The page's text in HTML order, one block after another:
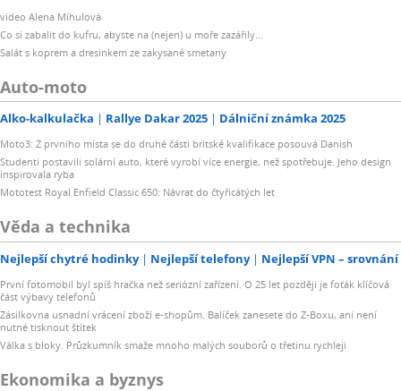
video Alena Mihulová
Co si zabalit do kufru, abyste na (nejen) u moře zazářily...
Salát s koprem a dresinkem ze zakysané smetany
Auto-moto
Alko-kalkulačka Rallye Dakar 2025 Dálniční známka 2025
Moto3: Z prvního místa se do druhé části britské kvalifikace posouvá Danish
Studenti postavili solární auto, které vyrobí více energie, než spotřebuje. Jeho design
inspirovala ryba
Mototest Royal Enfield Classic 650: Návrat do čtyřicátých let
Věda a technika
Nejlepší chytré hodinky Nejlepší telefony Nejlepší VPN – srovnání
První fotomobil byl spíš hračka než seriózní zařízení. O 25 let později je foťák klíčová
část výbavy telefonů
Zásilkovna usnadní vrácení zboží e-shopům. Balíček zanesete do Z-Boxu, ani není
nutné tisknout štítek
Válka s bloky. Průzkumník smaže mnoho malých souborů o třetinu rychleji
Ekonomika a byznys